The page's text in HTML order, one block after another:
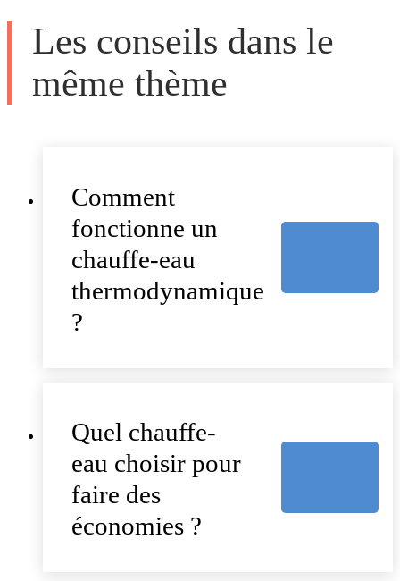
Les conseils dans le
même thème
Comment
fonctionne un
chauffe-eau
thermodynamique
?
Quel chauffe-
eau choisir pour
faire des
économies ?